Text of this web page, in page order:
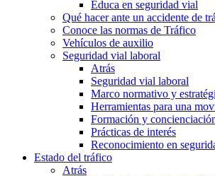
Educa en seguridad vial
Qué hacer ante un accidente de
Conoce las normas de Tráfico
Vehículos de auxilio
Seguridad vial laboral
Atrás
Seguridad vial laboral
Marco normativo y
Herramientas para una
Formación y
Prácticas de interés
Reconocimiento en
Estado del tráfico
Atrás